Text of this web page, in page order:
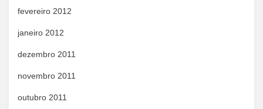
fevereiro 2012
janeiro 2012
dezembro 2011
novembro 2011
outubro 2011